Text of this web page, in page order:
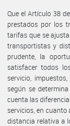
Que el Artículo 38
prestados por los
tarifas que se
transportistas y
prudente, la
satisfacer todos
servicio,
según se
cuenta las
servicios, en
distancia relativa a